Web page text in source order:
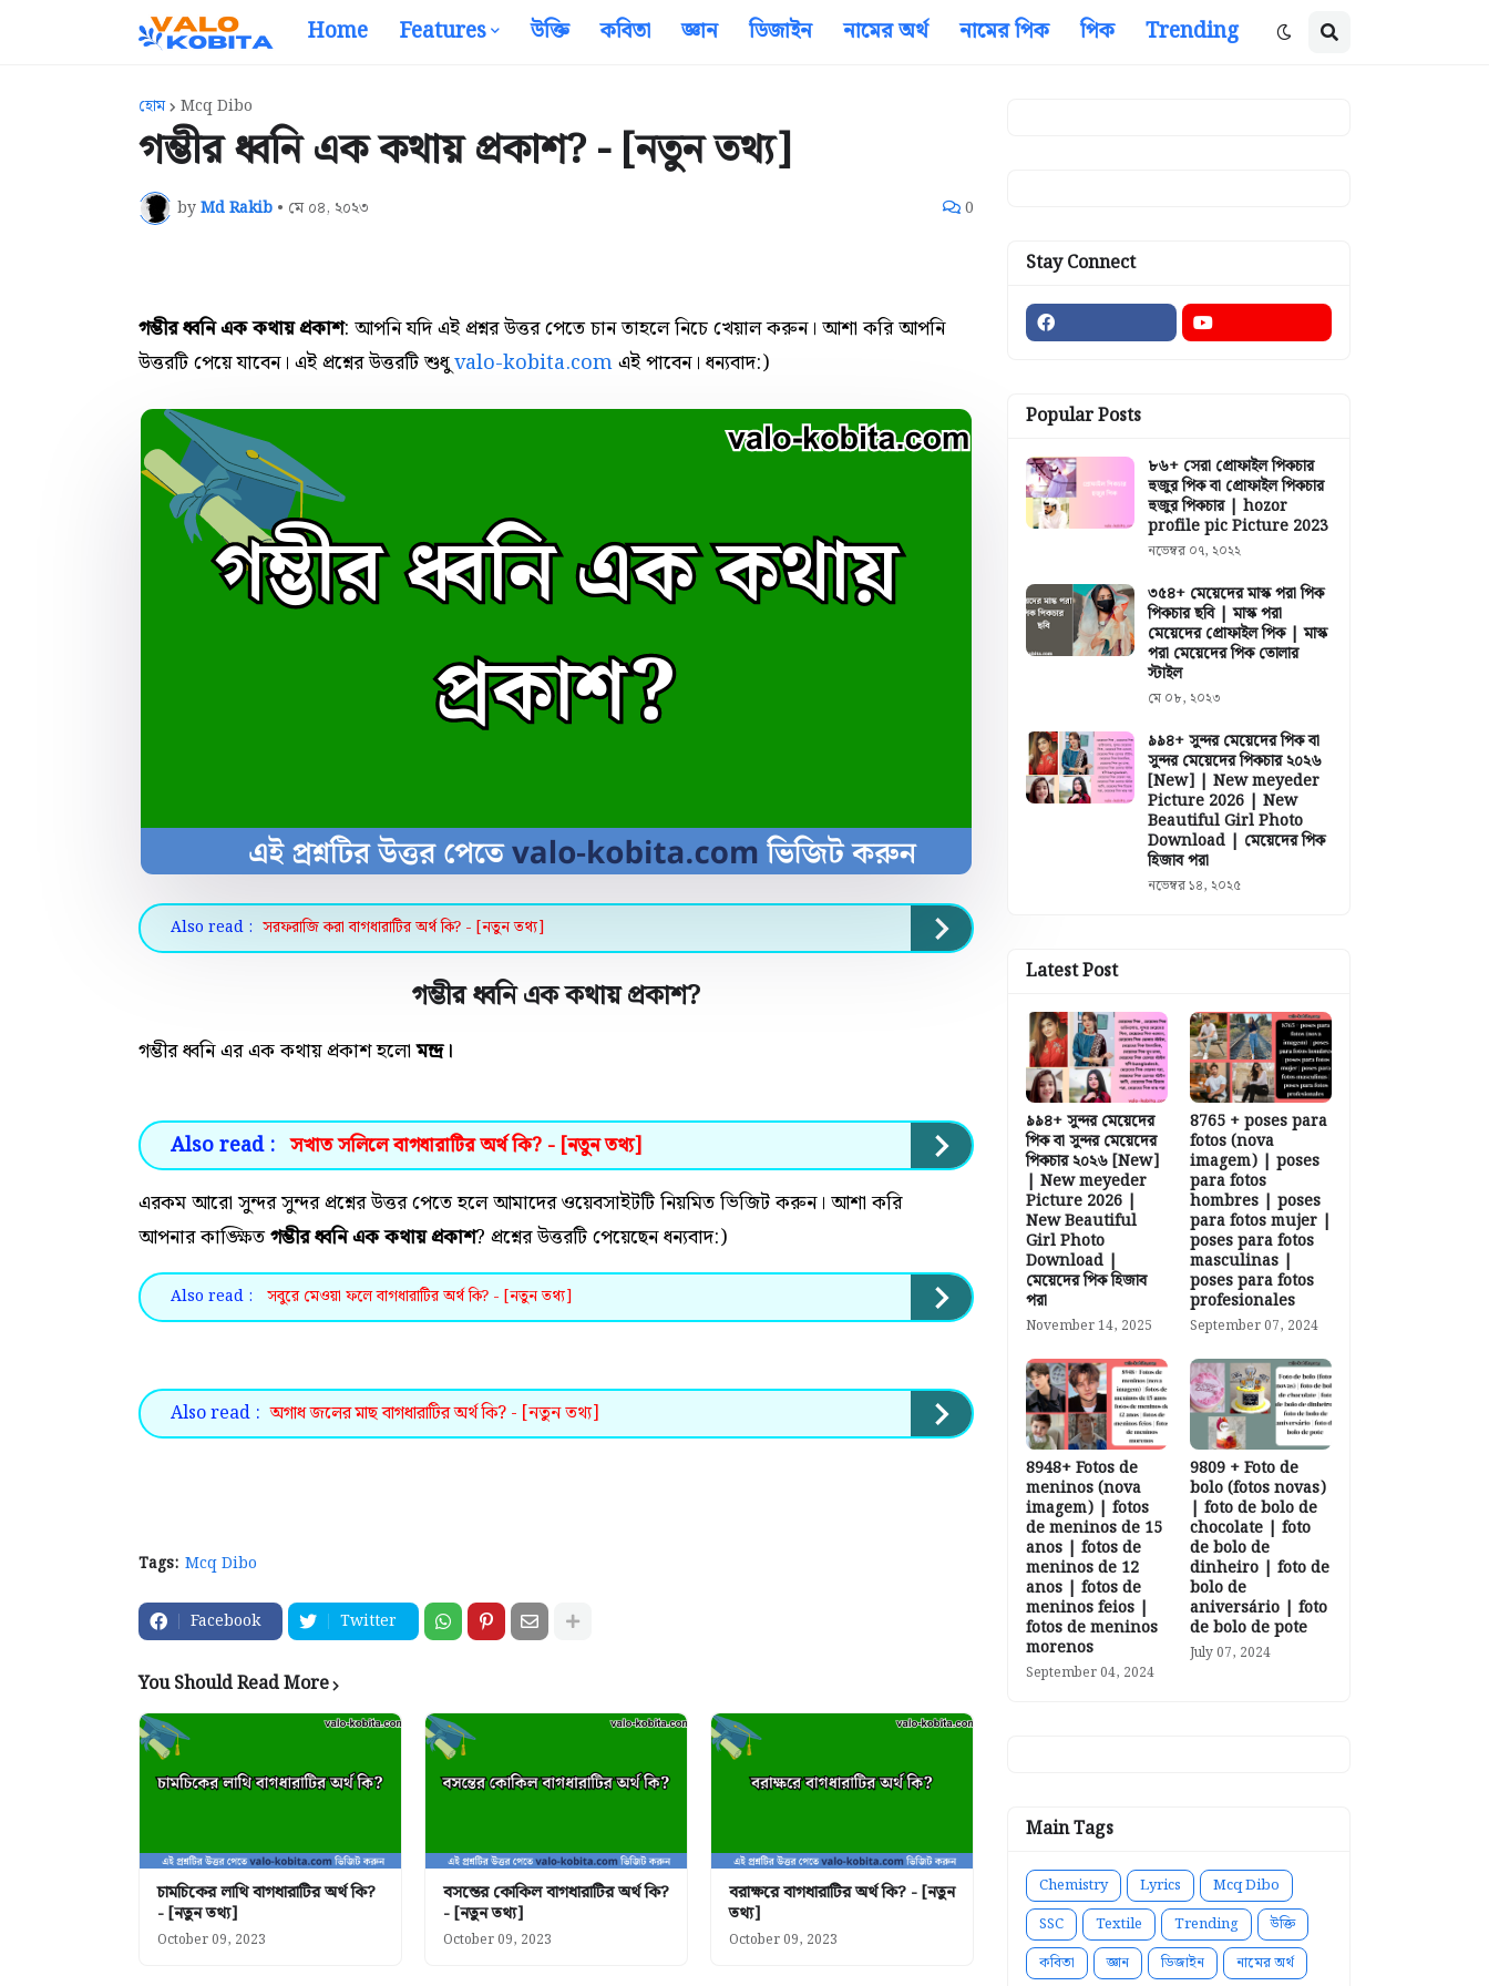
Home Features উক্তি কবিতা জ্ঞান ডিজাইন নামের অর্থ নামের পিক পিক Trending
হোম Mcq Dibo
গম্ভীর ধ্বনি এক কথায় প্রকাশ? - [নতুন তথ্য]
byMd Rakib • মে ০৪, ২০২৩ 0
গম্ভীর ধ্বনি এক কথায় প্রকাশ: আপনি যদি এই প্রশ্নর উত্তর পেতে চান তাহলে নিচে খেয়াল করুন। আশা করি আপনি
উত্তরটি পেয়ে যাবেন। এই প্রশ্নের উত্তরটি শুধুvalo-kobita.comএই পাবেন। ধন্যবাদ:)
Also read : সরফরাজি করা বাগধারাটির অর্থ কি? - [নতুন তথ্য]
গম্ভীর ধ্বনি এক কথায় প্রকাশ?
গম্ভীর ধ্বনি এর এক কথায় প্রকাশ হলোমন্দ্র।
Also read : সখাত সলিলে বাগধারাটির অর্থ কি? - [নতুন তথ্য]
এরকম আরো সুন্দর সুন্দর প্রশ্নের উত্তর পেতে হলে আমাদের ওয়েবসাইটটি নিয়মিত ভিজিট করুন। আশা করি
আপনার কাঙ্ক্ষিতগম্ভীর ধ্বনি এক কথায় প্রকাশ? প্রশ্নের উত্তরটি পেয়েছেন ধন্যবাদ:)
Also read : সবুরে মেওয়া ফলে বাগধারাটির অর্থ কি? - [নতুন তথ্য]
Also read : অগাধ জলের মাছ বাগধারাটির অর্থ কি? - [নতুন তথ্য]
Tags: Mcq Dibo
Facebook Twitter
You Should Read More
চামচিকের লাথি বাগধারাটির অর্থ কি?
- [নতুন তথ্য]
October 09, 2023
বসন্তের কোকিল বাগধারাটির অর্থ কি?
- [নতুন তথ্য]
October 09, 2023
বরাক্ষরে বাগধারাটির অর্থ কি? - [নতুন
তথ্য]
October 09, 2023
Stay Connect
Popular Posts
৮৬+ সেরা প্রোফাইল পিকচার
হুজুর পিক বা প্রোফাইল পিকচার
হুজুর পিকচার | hozor
profile pic Picture 2023
নভেম্বর ০৭, ২০২২
৩৫৪+ মেয়েদের মাস্ক পরা পিক
পিকচার ছবি | মাস্ক পরা
মেয়েদের প্রোফাইল পিক | মাস্ক
পরা মেয়েদের পিক তোলার
স্টাইল
মে ০৮, ২০২৩
৯৯৪+ সুন্দর মেয়েদের পিক বা
সুন্দর মেয়েদের পিকচার ২০২৬
[New] | New meyeder
Picture 2026 | New
Beautiful Girl Photo
Download | মেয়েদের পিক
হিজাব পরা
নভেম্বর ১৪, ২০২৫
Latest Post
৯৯৪+ সুন্দর মেয়েদের
পিক বা সুন্দর মেয়েদের
পিকচার ২০২৬ [New]
| New meyeder
Picture 2026 |
New Beautiful
Girl Photo
Download |
মেয়েদের পিক হিজাব
পরা
November 14, 2025
8765 + poses para
fotos (nova
imagem) | poses
para fotos
hombres | poses
para fotos mujer |
poses para fotos
masculinas |
poses para fotos
profesionales
September 07, 2024
8948+ Fotos de
meninos (nova
imagem) | fotos
de meninos de 15
anos | fotos de
meninos de 12
anos | fotos de
meninos feios |
fotos de meninos
morenos
September 04, 2024
9809 + Foto de
bolo (fotos novas)
| foto de bolo de
chocolate | foto
de bolo de
dinheiro | foto de
bolo de
aniversário | foto
de bolo de pote
July 07, 2024
Main Tags
Chemistry Lyrics
Mcq Dibo
SSC
Textile Trending
উক্তি
কবিতা
জ্ঞান ডিজাইন নামের অর্থ